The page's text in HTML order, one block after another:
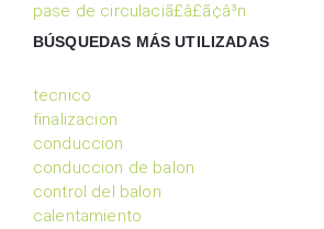
pase de circulaciã£â£ã¢â³n
BÚSQUEDAS MÁS UTILIZADAS
tecnico
finalizacion
conduccion
conduccion de balon
control del balon
calentamiento